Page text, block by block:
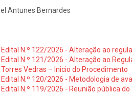
Antunes Bernardes
Edital N.º 122/2026 - Alteração ao
Edital N.º 121/2026 - Alteração ao
Torres Vedras – Inicio do Procedimento
Edital N.º 120/2026 - Metodologia de
Edital N.º 119/2026 - Reunião pública